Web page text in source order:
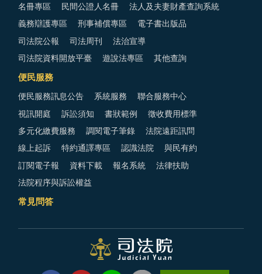
名冊專區 民間公證人名冊 法人及夫妻財產查詢系統
義務辯護專區 刑事補償專區 電子書出版品
司法院公報 司法周刊 法治宣導
司法院資料開放平臺 遊說法專區 其他查詢
便民服務
便民服務訊息公告 系統服務 聯合服務中心
視訊開庭 訴訟須知 書狀範例 徵收費用標準
多元化繳費服務 調閱電子筆錄 法院遠距訊問
線上起訴 特約通譯專區 認識法院 與民有約
訂閱電子報 資料下載 報名系統 法律扶助
法院程序與訴訟權益
常見問答